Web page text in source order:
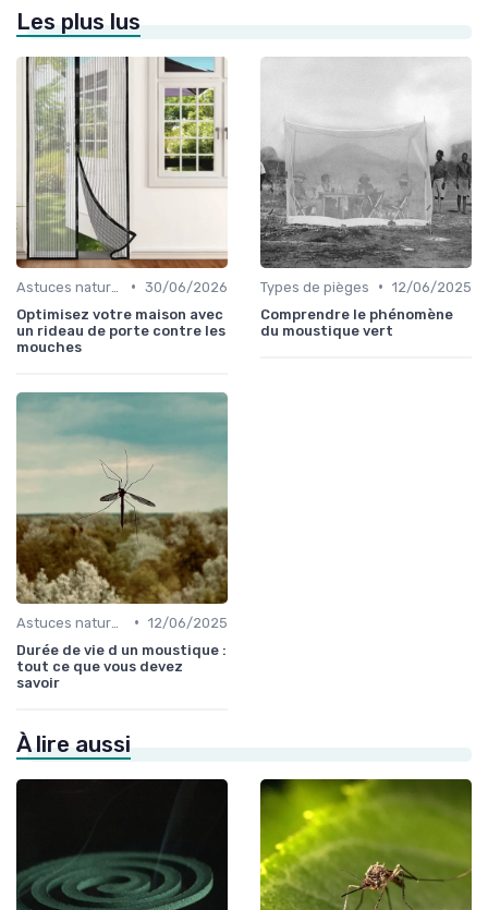
Les plus lus
• 30/06/2026
Optimisez votre maison avec
un rideau de porte contre les
mouches
Types de pièges • 12/06/2025
Comprendre le phénomène
du moustique vert
• 12/06/2025
Durée de vie d un moustique :
tout ce que vous devez
savoir
À lire aussi